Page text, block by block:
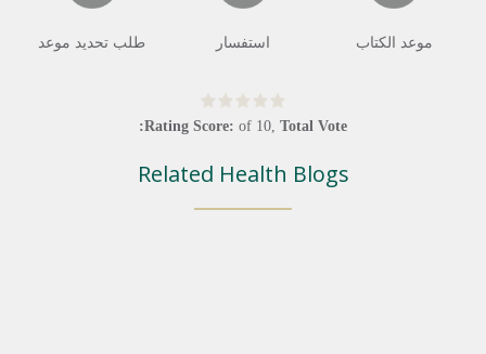
موعد الكتاب استفسار طلب تحديد موعد
Rating Score: of 10, Total Vote:
Related Health Blogs